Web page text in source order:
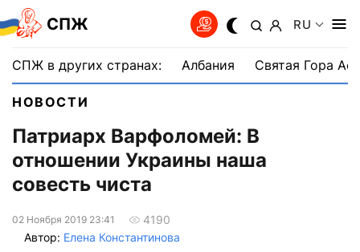
СПЖ RU
СПЖ в других странах: Албания Святая Гора
НОВОСТИ
Патриарх Варфоломей: В
отношении Украины наша
совесть чиста
02 Ноября 2019 23:41
4190
Автор: Елена Константинова